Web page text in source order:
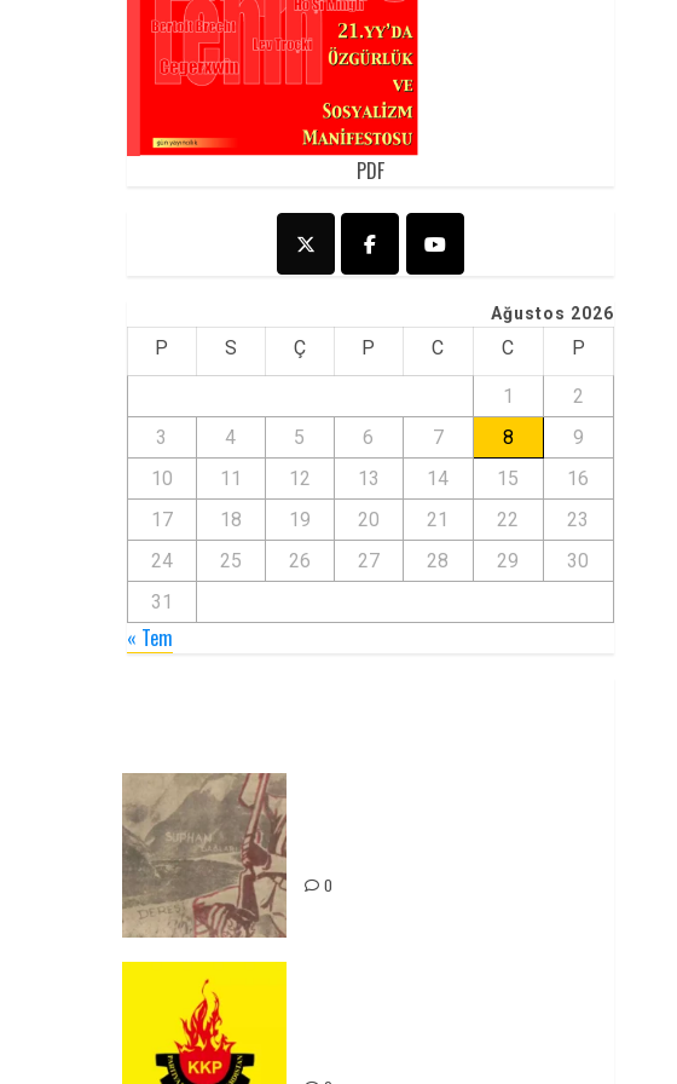
PDF
Ağustos 2026
P S Ç P C C P
1
2
3
4 5 6 7 8
9
10
11 12 13 14 15
16
17
18 19 20 21 22
23
24
25 26 27 28 29
30
31
« Tem
0